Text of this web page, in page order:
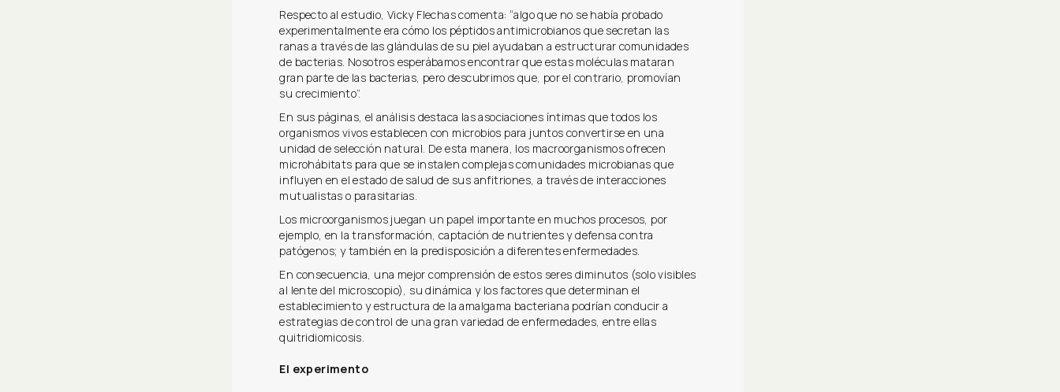
Respecto al estudio, Vicky Flechas comenta: “algo que no se había probado
experimentalmente era cómo los péptidos antimicrobianos que secretan las
ranas a través de las glándulas de su piel ayudaban a estructurar comunidades
de bacterias. Nosotros esperábamos encontrar que estas moléculas mataran
gran parte de las bacterias, pero descubrimos que, por el contrario, promovían
su crecimiento”.
En sus páginas, el análisis destaca las asociaciones íntimas que todos los
organismos vivos establecen con microbios para juntos convertirse en una
unidad de selección natural. De esta manera, los macroorganismos ofrecen
microhábitats para que se instalen complejas comunidades microbianas que
influyen en el estado de salud de sus anfitriones, a través de interacciones
mutualistas o parasitarias.
Los microorganismos juegan un papel importante en muchos procesos, por
ejemplo, en la transformación, captación de nutrientes y defensa contra
patógenos; y también en la predisposición a diferentes enfermedades.
En consecuencia, una mejor comprensión de estos seres diminutos (solo visibles
al lente del microscopio), su dinámica y los factores que determinan el
establecimiento y estructura de la amalgama bacteriana podrían conducir a
estrategias de control de una gran variedad de enfermedades, entre ellas
quitridiomicosis.
El experimento